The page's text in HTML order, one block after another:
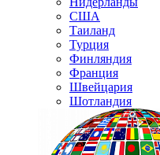
США
Таиланд
Турция
Финляндия
Франция
Швейцария
Шотландия